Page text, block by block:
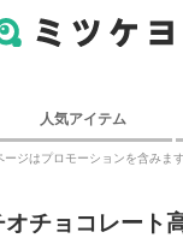
人気アイテム
ージはプロモーションを含みま
チョコレート